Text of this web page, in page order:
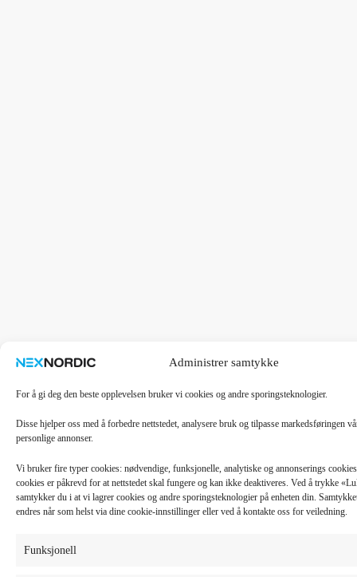
Administrer samtykke
For å gi deg den beste opplevelsen bruker vi cookies og andre sporingsteknologier.
Disse hjelper oss med å forbedre nettstedet, analysere bruk og tilpasse markedsføringen
personlige annonser.
Vi bruker fire typer cookies: nødvendige, funksjonelle, analytiske og annonserings
cookies er påkrevd for at nettstedet skal fungere og kan ikke deaktiveres. Ved å trykke
samtykker du i at vi lagrer cookies og andre sporingsteknologier på enheten din.
endres når som helst via dine cookie-innstillinger eller ved å kontakte oss for veiledning.
Funksjonell